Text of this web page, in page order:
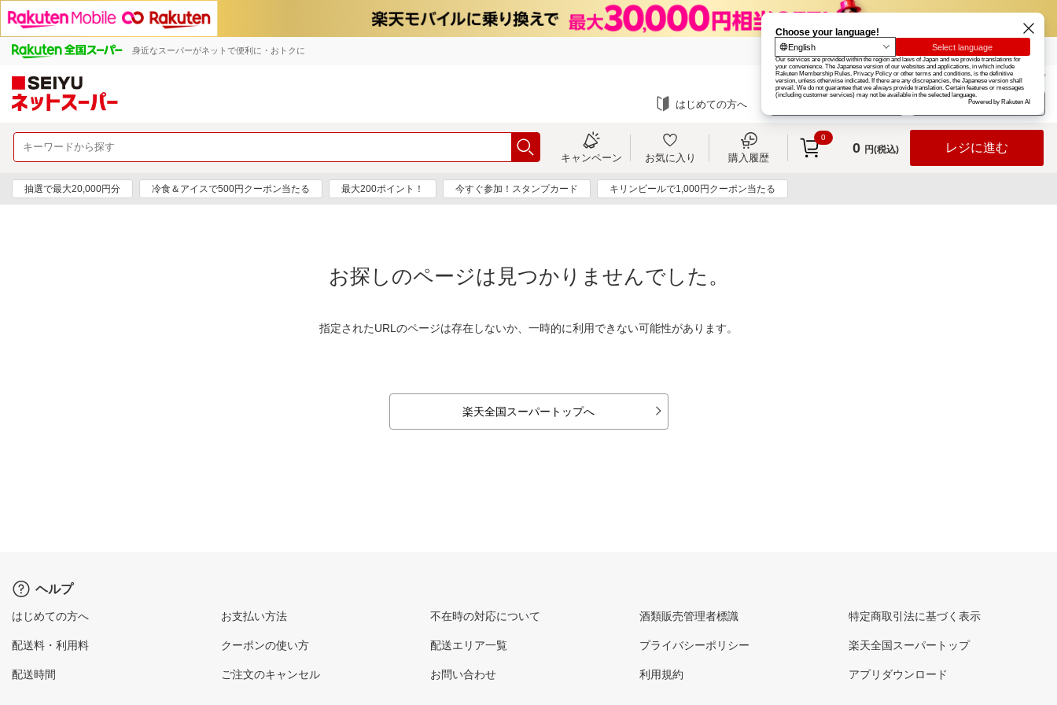
身近なスーパーがネットで便利に・おトクに 楽天グループ カード
お知らせ ヘルプ
はじめての方へ ログイン
キャンペーン お気に入り 購入履歴
0
0 円(税込) レジに進む
抽選で最大20,000円分 冷食＆アイスで500円クーポン当たる 最大200ポイント！ 今すぐ参加！スタンプカード キリンビールで1,000円クーポン当たる
お探しのページは見つかりませんでした。
指定されたURLのページは存在しないか、一時的に利用できない可能性があります。
楽天全国スーパートップへ
ヘルプ
はじめての方へ
配送料・利用料
配送時間
お支払い方法
クーポンの使い方
ご注文のキャンセル
不在時の対応について
配送エリア一覧
お問い合わせ
酒類販売管理者標識
プライバシーポリシー
利用規約
特定商取引法に基づく表示
楽天全国スーパートップ
アプリダウンロード